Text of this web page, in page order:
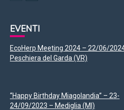
EVENTI
EcoHerp Meeting 2024 – 22/06/
Peschiera del Garda (VR)
“Happy Birthday Miagolandia” – 23-
24/09/2023 – Mediglia (MI)